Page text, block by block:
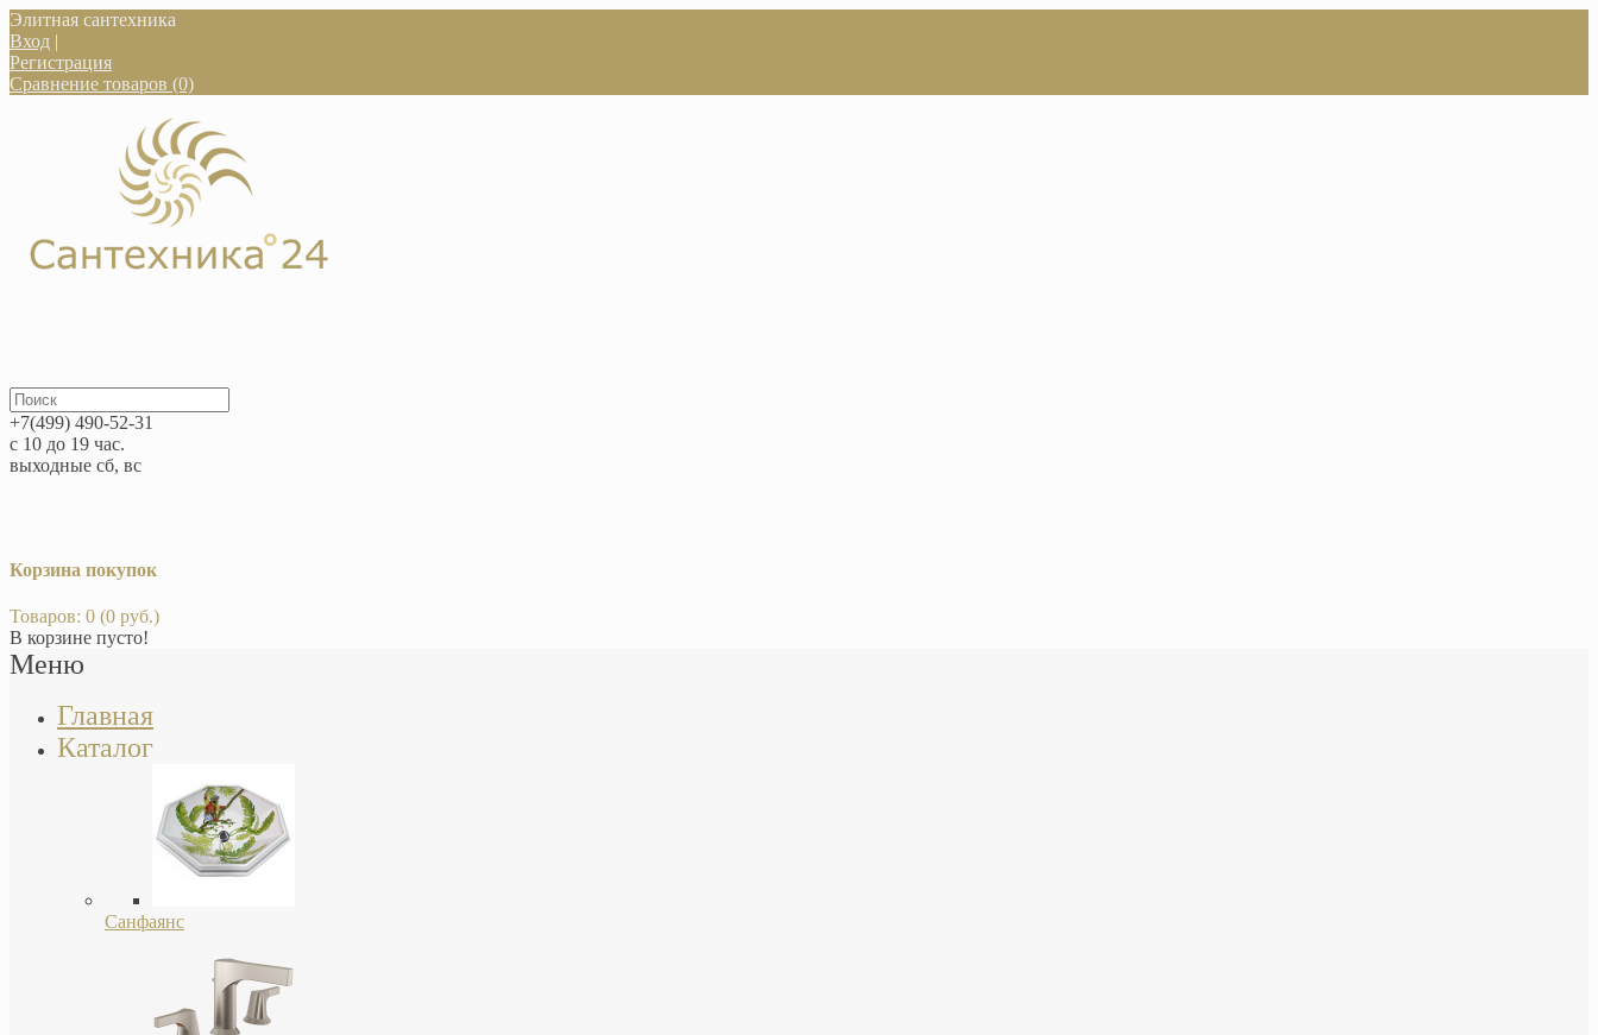
Элитная сантехника
Вход |
Регистрация
Сравнение товаров (0)
+7(499) 490-52-31
с 10 до 19 час.
выходные сб, вс
Корзина покупок
Товаров: 0 (0 руб.)
В корзине пусто!
Меню
Главная
Каталог
Санфаянс